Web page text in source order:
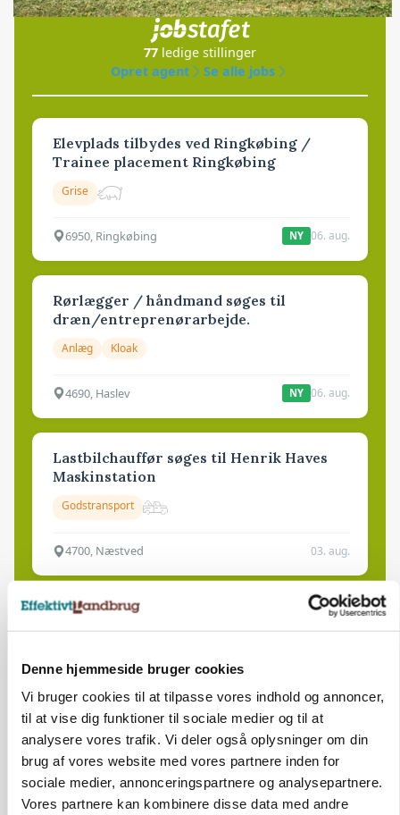
Denne hjemmeside bruger cookies
Vi bruger cookies til at tilpasse vores indhold og annoncer,
til at vise dig funktioner til sociale medier og til at
analysere vores trafik. Vi deler også oplysninger om din
brug af vores website med vores partnere inden for
sociale medier, annonceringspartnere og analysepartnere.
Vores partnere kan kombinere disse data med andre
i samarbejde med
77 ledige stillinger
Opret agent
Se alle jobs
Elevplads tilbydes ved Ringkøbing /
Trainee placement Ringkøbing
Grise
6950, Ringkøbing NY 06. aug.
Rørlægger / håndmand søges til
dræn/entreprenørarbejde.
Anlæg Kloak
4690, Haslev NY 06. aug.
Lastbilchauffør søges til Henrik Haves
Maskinstation
Godstransport
4700, Næstved 03. aug.
Medarbejdere til griseproduktion
03. aug.
Kalvepasser til ejendom i udvikling søges
Kalve